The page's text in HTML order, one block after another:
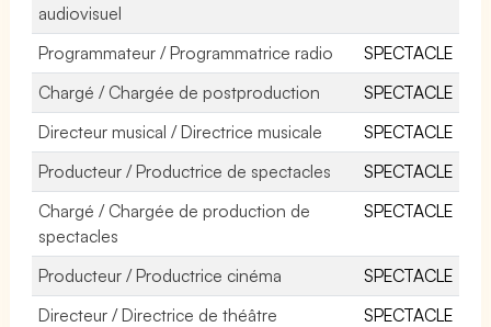
audiovisuel
Programmateur / Programmatrice radio
SPECTACLE
Chargé / Chargée de postproduction
SPECTACLE
Directeur musical / Directrice musicale
SPECTACLE
Producteur / Productrice de spectacles
SPECTACLE
Chargé / Chargée de production de
spectacles
SPECTACLE
Producteur / Productrice cinéma
SPECTACLE
Directeur / Directrice de théâtre
SPECTACLE